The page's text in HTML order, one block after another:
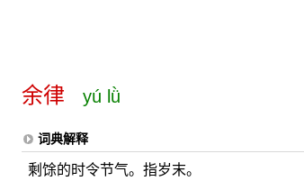
余律 yú lǜ
词典解释
剩馀的时令节气。指岁末。